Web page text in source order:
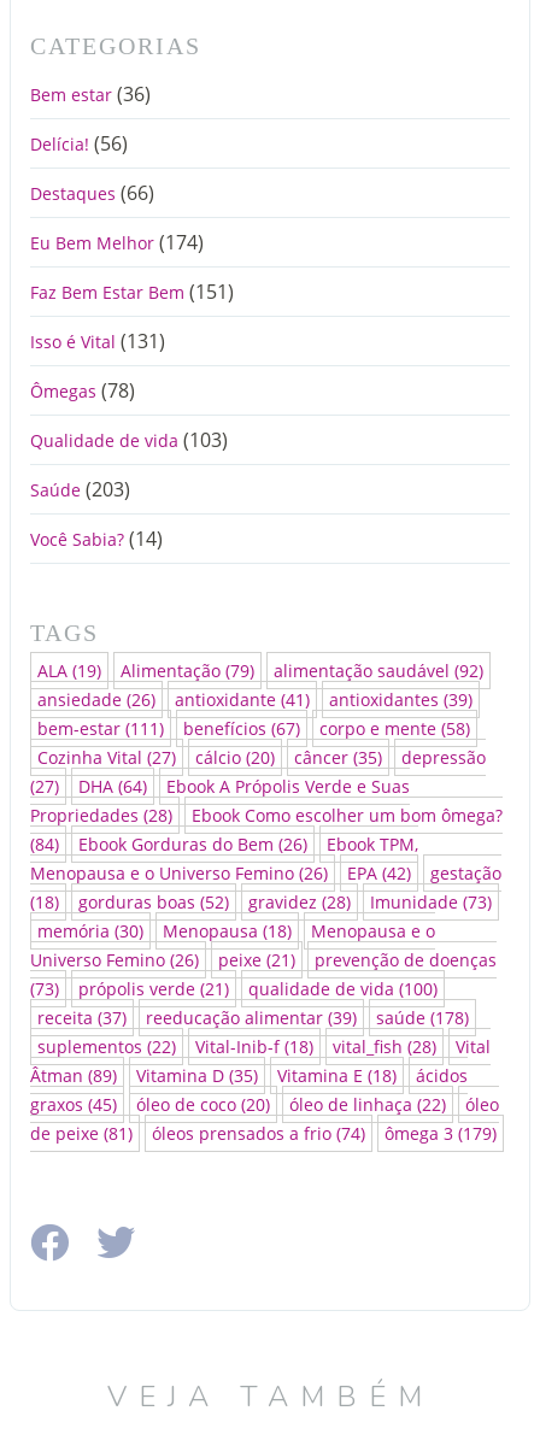
CATEGORIAS
Bem estar (36)
Delícia! (56)
Destaques (66)
Eu Bem Melhor (174)
Faz Bem Estar Bem (151)
Isso é Vital (131)
Ômegas (78)
Qualidade de vida (103)
Saúde (203)
Você Sabia? (14)
TAGS
ALA (19) Alimentação (79) alimentação saudável (92)
ansiedade (26) antioxidante (41) antioxidantes (39)
bem-estar (111) benefícios (67) corpo e mente (58)
Cozinha Vital (27) cálcio (20) câncer (35)
depressão
(27)
DHA (64)
Ebook A Própolis Verde e Suas
Propriedades (28)
Ebook Como escolher um bom ômega?
(84)
Ebook Gorduras do Bem (26)
Ebook TPM,
Menopausa e o Universo Femino (26) EPA (42)
gestação
(18)
gorduras boas (52) gravidez (28) Imunidade (73)
memória (30) Menopausa (18)
Menopausa e o
Universo Femino (26) peixe (21)
prevenção de doenças
(73)
própolis verde (21) qualidade de vida (100)
receita (37) reeducação alimentar (39) saúde (178)
suplementos (22) Vital-Inib-f(18) vital_fish (28)
Vital
Âtman (89) Vitamina D (35) Vitamina E (18)
ácidos
graxos (45) óleo de coco (20) óleo de linhaça (22)
óleo
de peixe (81) óleos prensados a frio (74) ômega 3 (179)
VEJA TAMBÉM